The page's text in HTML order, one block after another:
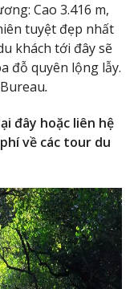
Cao 3.416 m,
tuyệt đẹp nhất
khách tới đây sẽ
đỗ quyên lộng lẫy.
.
đây hoặc liên hệ
về các tour du